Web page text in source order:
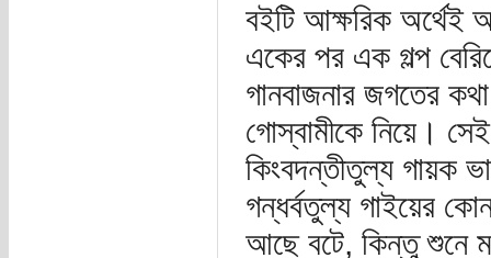
বইটি আক্ষরিক অর্থেই
একের পর এক গল্প
গানবাজনার জগতের
গোস্বামীকে নিয়ে।
কিংবদন্তীতুল্য গায়ক
গন্ধর্বতুল্য গাইয়ের
আছে বটে, কিন্তু শুনে